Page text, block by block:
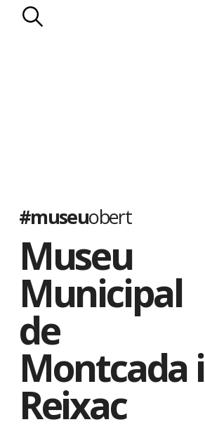
#museuobert
Museu
Municipal
de
Montcada i
Reixac